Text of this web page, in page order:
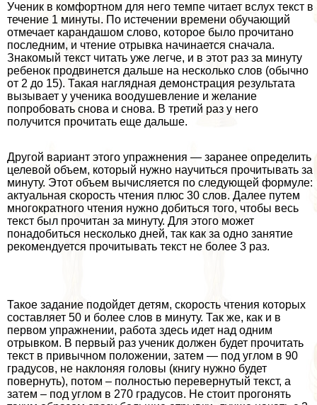
Ученик в комфортном для него темпе читает вслух текст в
течение 1 минуты. По истечении времени обучающий
отмечает карандашом слово, которое было прочитано
последним, и чтение отрывка начинается сначала.
Знакомый текст читать уже легче, и в этот раз за минуту
ребенок продвинется дальше на несколько слов (обычно
от 2 до 15). Такая наглядная демонстрация результата
вызывает у ученика воодушевление и желание
попробовать снова и снова. В третий раз у него
получится прочитать еще дальше.
Другой вариант этого упражнения — заранее определить
целевой объем, который нужно научиться прочитывать за
минуту. Этот объем вычисляется по следующей формуле:
актуальная скорость чтения плюс 30 слов. Далее путем
многократного чтения нужно добиться того, чтобы весь
текст был прочитан за минуту. Для этого может
понадобиться несколько дней, так как за одно занятие
рекомендуется прочитывать текст не более 3 раз.
Такое задание подойдет детям, скорость чтения которых
составляет 50 и более слов в минуту. Так же, как и в
первом упражнении, работа здесь идет над одним
отрывком. В первый раз ученик должен будет прочитать
текст в привычном положении, затем — под углом в 90
градусов, не наклоняя головы (книгу нужно будет
повернуть), потом – полностью перевернутый текст, а
затем – под углом в 270 градусов. Не стоит прогонять